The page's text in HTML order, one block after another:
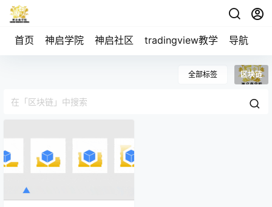
首页 神启学院 神启社区 tradingview教学 导航
全部标签 区块链